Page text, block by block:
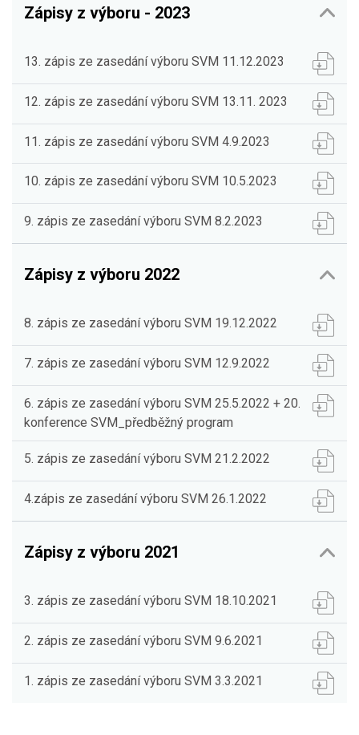
Zápisy z výboru - 2023
13. zápis ze zasedání výboru SVM 11.12.2023
12. zápis ze zasedání výboru SVM 13.11. 2023
11. zápis ze zasedání výboru SVM 4.9.2023
10. zápis ze zasedání výboru SVM 10.5.2023
9. zápis ze zasedání výboru SVM 8.2.2023
Zápisy z výboru 2022
8. zápis ze zasedání výboru SVM 19.12.2022
7. zápis ze zasedání výboru SVM 12.9.2022
6. zápis ze zasedání výboru SVM 25.5.2022 + 20.
konference SVM_předběžný program
5. zápis ze zasedání výboru SVM 21.2.2022
4.zápis ze zasedání výboru SVM 26.1.2022
Zápisy z výboru 2021
3. zápis ze zasedání výboru SVM 18.10.2021
2. zápis ze zasedání výboru SVM 9.6.2021
1. zápis ze zasedání výboru SVM 3.3.2021